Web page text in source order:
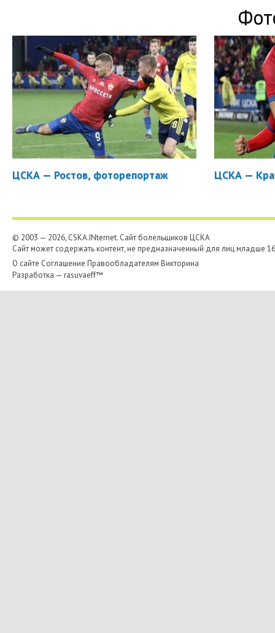
ЦСКА — Ростов, фоторепортаж ЦСКА —
© 2003 — 2026, CSKA.INternet. Cайт болельщиков ЦСКА
Сайт может содержать контент, не предназначенный для лиц младше
О сайте Соглашение Правообладателям Викторина
Разработка — rasuvaeff™